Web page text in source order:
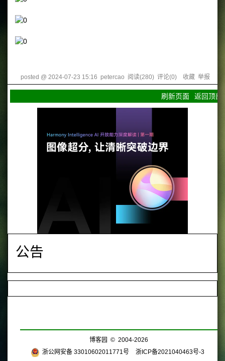
posted @ 2024-07-23 15:16 petercao 阅读(280) 评论(0) 收藏 举报
刷新页面 返回顶部
公告
博客园 © 2004-2026
浙公网安备 33010602011771号
浙ICP备2021040463号-3